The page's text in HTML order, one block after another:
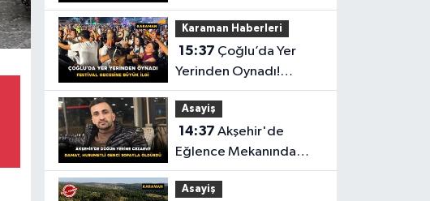
Vefa Yemeğinde
Buluştular
Karaman Haberleri
15:37
Yerinden Oynadı!
Festival Gecesine Büyük
İlgi
Asayiş
14:37
Eğlence Mekanında
Kavga: Bir Genç
Hayatını Kaybetti
Asayiş